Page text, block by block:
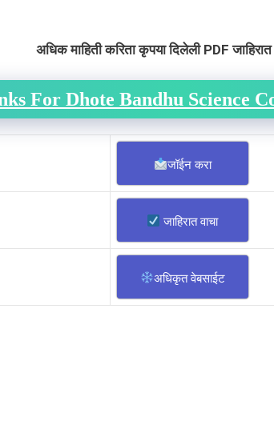
अधिक माहिती करिता कृपया दिलेली PDF जाहिरात
For Dhote Bandhu Science
जॉईन करा
जाहिरात वाचा
अधिकृत वेबसाईट